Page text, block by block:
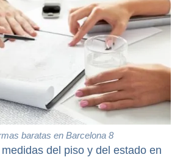
baratas en Barcelona 8
del piso y del estado en